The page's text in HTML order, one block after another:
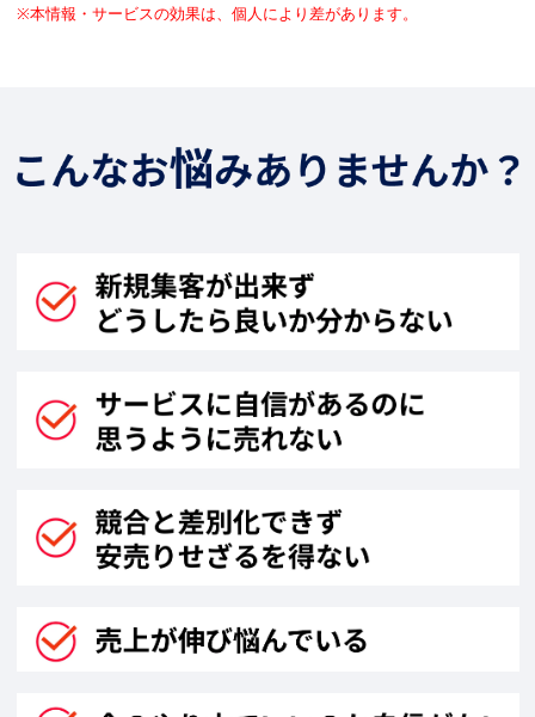
※本情報・サービスの効果は、個人により差があります。